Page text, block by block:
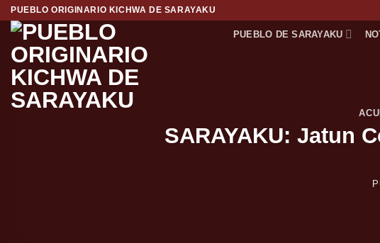
Saltar
contenido
PUEBLO ORIGINARIO KICHWA DE SARAYAKU
PUEBLO DE SARAYAKU
SARAYAKU: Jatun